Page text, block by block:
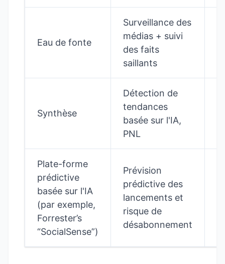
Eau de fonte
Surveillance des
médias + suivi
des faits
saillants
Synthèse
Détection de
tendances
basée sur l'IA,
PNL
Plate-forme
prédictive
basée sur l'IA
(par exemple,
Forrester’s
“SocialSense”)
Prévision
prédictive des
lancements et
risque de
désabonnement